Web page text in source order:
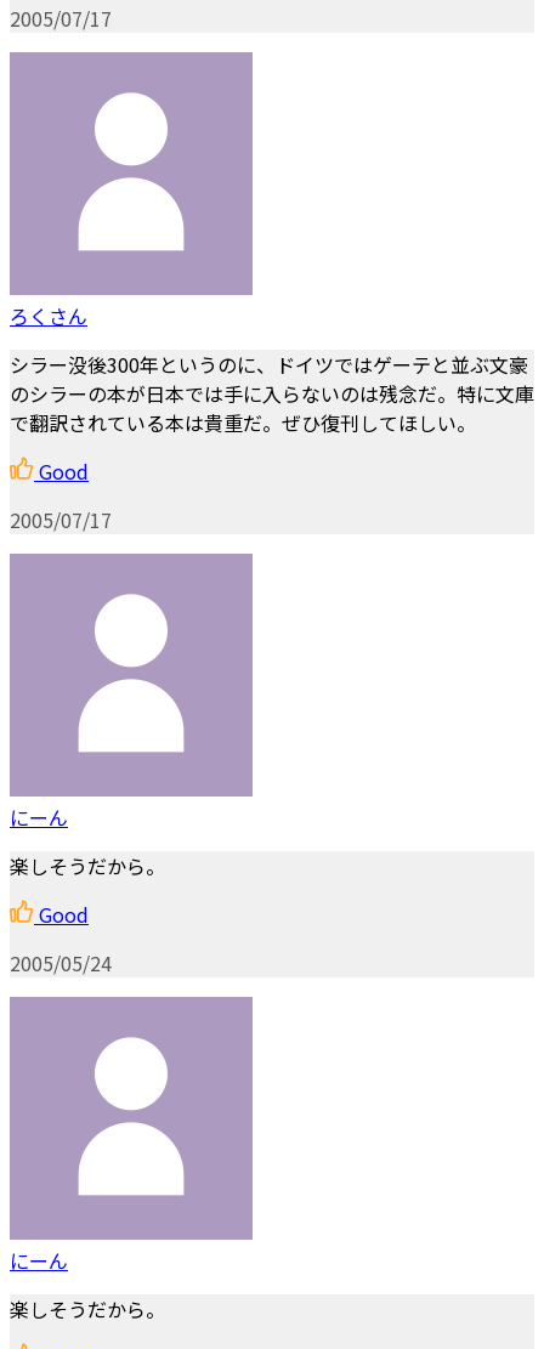
2005/07/17
ろくさん
シラー没後300年というのに、ドイツではゲーテと並ぶ文豪
のシラーの本が日本では手に入らないのは残念だ。特に文庫
で翻訳されている本は貴重だ。ぜひ復刊してほしい。
Good
2005/07/17
にーん
楽しそうだから。
Good
2005/05/24
にーん
楽しそうだから。